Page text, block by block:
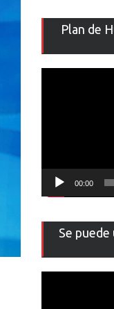
Plan de
00:00
Se puede